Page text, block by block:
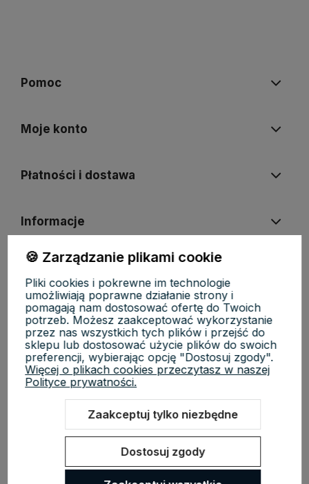
Pomoc
Moje konto
Płatności i dostawa
Informacje
KosmetycznyRaj.pl | ul. Michała Drzymały 8/61, 02-495 Warszawa |
NIP: 5223279970 | REGON: 527118819 | Email:
sklep@kosmetycznyraj.pl| Telefon:662 274 654
Sklep internetowy Shoper.pl Szablon Shoper Modern 3.0™
🍪 Zarządzanie plikami cookie
Pliki cookies i pokrewne im technologie
umożliwiają poprawne działanie strony i
pomagają nam dostosować ofertę do Twoich
potrzeb. Możesz zaakceptować wykorzystanie
przez nas wszystkich tych plików i przejść do
sklepu lub dostosować użycie plików do swoich
preferencji, wybierając opcję "Dostosuj zgody".
Więcej o plikach cookies przeczytasz w naszej
Polityce prywatności.
Zaakceptuj tylko niezbędne
Dostosuj zgody